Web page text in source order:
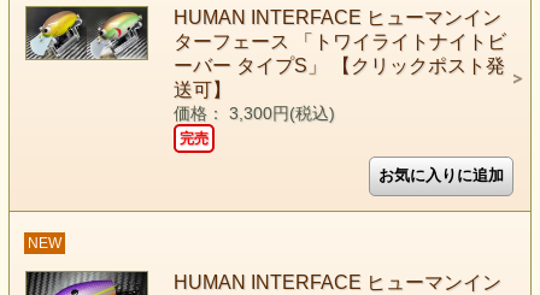
HUMAN INTERFACE ヒューマンイン
ターフェース 「トワイライトナイトビ
ーバー タイプS」 【クリックポスト発
送可】
価格： 3,300円(税込)
完売
NEW
HUMAN INTERFACE ヒューマンイン